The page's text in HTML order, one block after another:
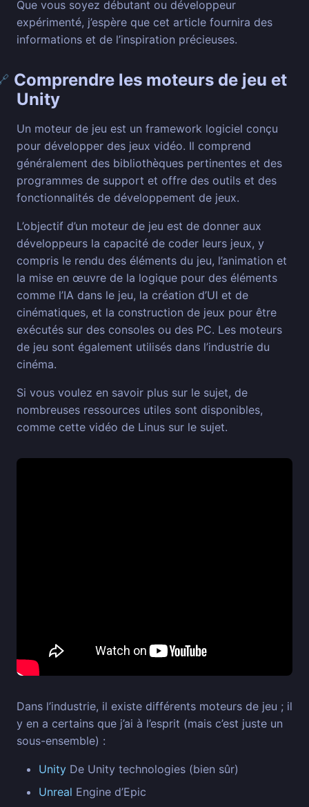
Que vous soyez débutant ou développeur
expérimenté, j’espère que cet article fournira des
informations et de l’inspiration précieuses.
Comprendre les moteurs de jeu et
Unity
Un moteur de jeu est un framework logiciel conçu
pour développer des jeux vidéo. Il comprend
généralement des bibliothèques pertinentes et des
programmes de support et offre des outils et des
fonctionnalités de développement de jeux.
L’objectif d’un moteur de jeu est de donner aux
développeurs la capacité de coder leurs jeux, y
compris le rendu des éléments du jeu, l’animation et
la mise en œuvre de la logique pour des éléments
comme l’IA dans le jeu, la création d’UI et de
cinématiques, et la construction de jeux pour être
exécutés sur des consoles ou des PC. Les moteurs
de jeu sont également utilisés dans l’industrie du
cinéma.
Si vous voulez en savoir plus sur le sujet, de
nombreuses ressources utiles sont disponibles,
comme cette vidéo de Linus sur le sujet.
Dans l’industrie, il existe différents moteurs de jeu ; il
y en a certains que j’ai à l’esprit (mais c’est juste un
sous-ensemble) :
Unity De Unity technologies (bien sûr)
Unreal Engine d’Epic